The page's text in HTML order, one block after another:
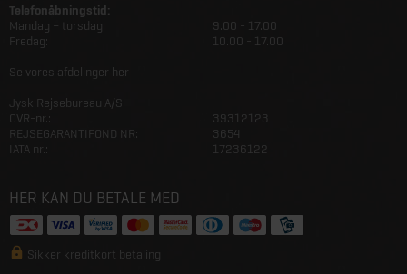
Telefonåbningstid:
Mandag – torsdag:
9.00 - 17.00
Fredag:
10.00 - 17.00
Se vores afdelinger her
Jysk Rejsebureau A/S
CVR-nr.:
39312123
REJSEGARANTIFOND NR:
3654
IATA nr.:
17236122
HER KAN DU BETALE MED
Sikker kreditkort betaling